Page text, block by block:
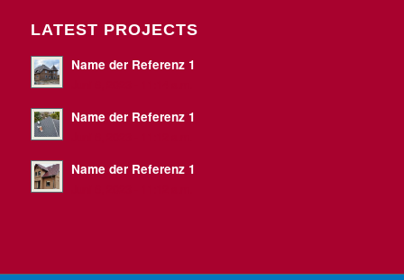
LATEST PROJECTS
Name der Referenz 1
Name der Referenz 1
Name der Referenz 1